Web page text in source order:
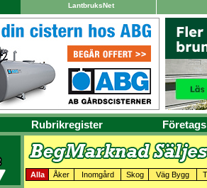
LantbruksNet
Rubrikregister
Alla Åker Inomgård Skog Väg Bygg